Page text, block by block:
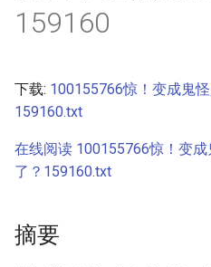
正文
159160
下载: 100155766惊！变成鬼
159160.txt
在线阅读 100155766惊！变
了？159160.txt
摘要